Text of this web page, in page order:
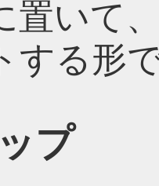
置いて
する形
プ